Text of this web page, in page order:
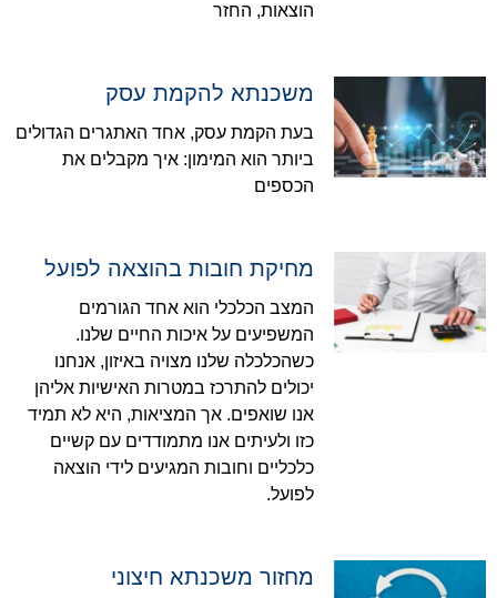
הוצאות, החזר
משכנתא להקמת עסק
בעת הקמת עסק, אחד האתגרים הגדולים
ביותר הוא המימון: איך מקבלים את
הכספים
מחיקת חובות בהוצאה לפועל
המצב הכלכלי הוא אחד הגורמים
המשפיעים על איכות החיים שלנו.
כשהכלכלה שלנו מצויה באיזון, אנחנו
יכולים להתרכז במטרות האישיות אליהן
אנו שואפים. אך המציאות, היא לא תמיד
כזו ולעיתים אנו מתמודדים עם קשיים
כלכליים וחובות המגיעים לידי הוצאה
לפועל.
מחזור משכנתא חיצוני